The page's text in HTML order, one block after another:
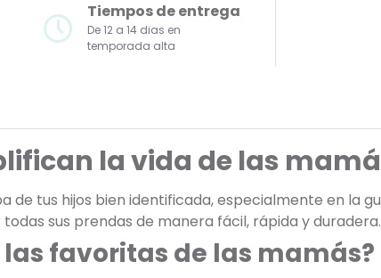
Tiempos de entrega
De 12 a 14 dias en
temporada alta
la vida de las
tus hijos bien identificada, especialmente en la
sus prendas de manera fácil, rápida y duradera.
favoritas de las mamás?